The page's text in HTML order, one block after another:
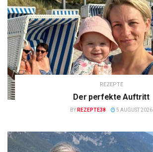
REZEPTE
Der perfekte Auftritt
BY REZEPTE38 5 AUGUST 2026